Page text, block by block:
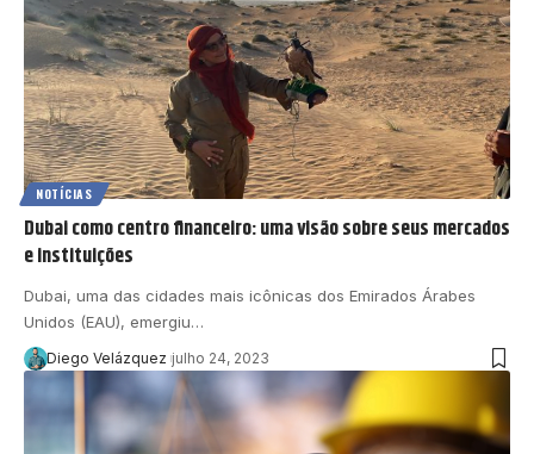
NOTÍCIAS
Dubai como centro financeiro: uma visão sobre seus mercados
e instituições
Dubai, uma das cidades mais icônicas dos Emirados Árabes
Unidos (EAU), emergiu…
Diego Velázquez julho 24, 2023